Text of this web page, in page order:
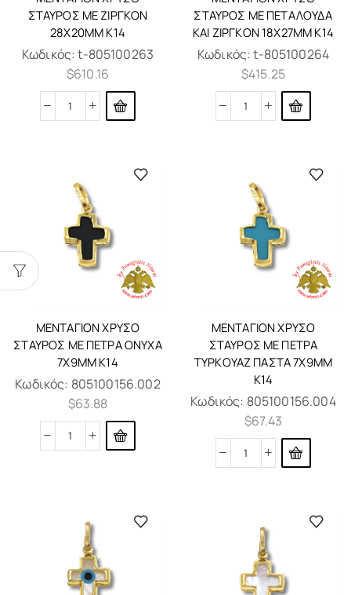
ΣΤΑΥΡΌΣ ΜΕ ΖΙΡΓΚΌΝ
28X20MM K14
Κωδικός:t-805100263
$610.16
ΣΤΑΥΡΌΣ ΜΕ ΠΕΤΑΛΟΎΔΑ
ΚΑΙ ΖΙΡΓΚΌΝ 18X27MM K14
Κωδικός:t-805100264
$415.25
ΜΕΝΤΑΓΙΌΝ ΧΡΥΣΌ
ΣΤΑΥΡΌΣ ΜΕ ΠΈΤΡΑ ΌΝΥΧΑ
7X9MM K14
Κωδικός: 805100156.002
$63.88
ΜΕΝΤΑΓΙΌΝ ΧΡΥΣΌ
ΣΤΑΥΡΌΣ ΜΕ ΠΈΤΡΑ
ΤΥΡΚΟΥΆΖ ΠΆΣΤΑ 7X9MM
K14
Κωδικός: 805100156.004
$67.43